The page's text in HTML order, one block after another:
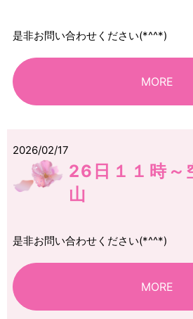
是非お問い合わせください(*^^*)
MORE
2026/02/17
26日１１時
山
是非お問い合わせください(*^^*)
MORE